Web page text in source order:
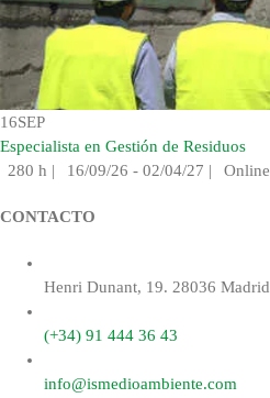
16SEP
Especialista en Gestión de Residuos
280 h | 16/09/26 - 02/04/27 | Online
CONTACTO
Henri Dunant, 19. 28036 Madrid
(+34) 91 444 36 43
info@ismedioambiente.com